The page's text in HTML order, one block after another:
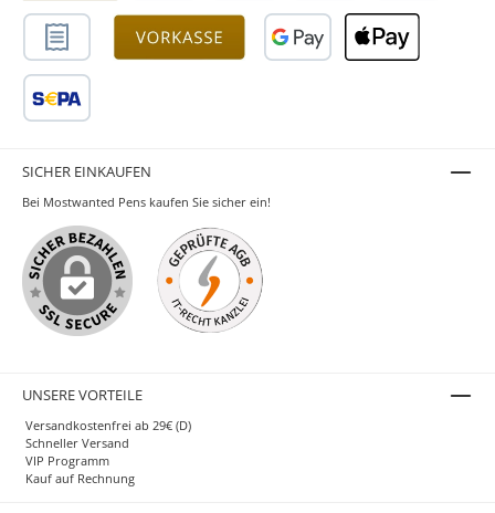
SICHER EINKAUFEN
Bei Mostwanted Pens kaufen Sie sicher ein!
UNSERE VORTEILE
Versandkostenfrei ab 29€ (D)
Schneller Versand
VIP Programm
Kauf auf Rechnung